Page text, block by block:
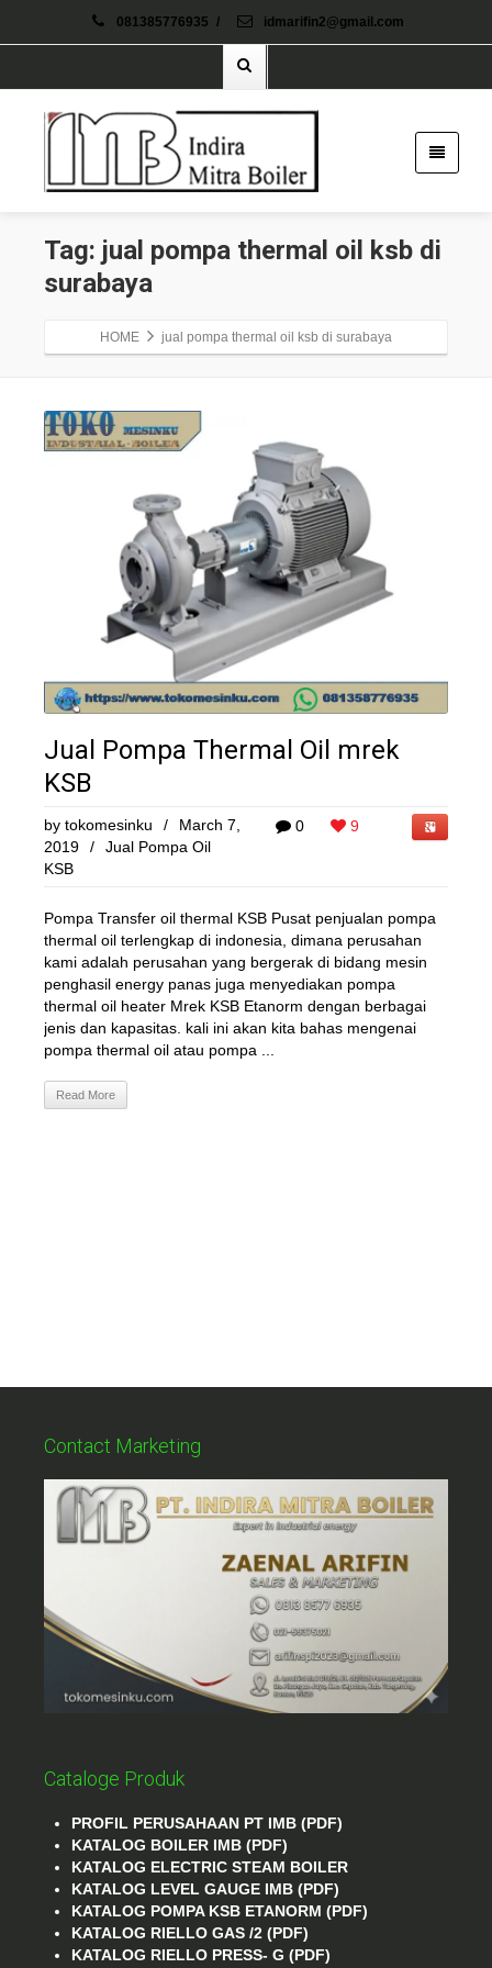
081385776935 / idmarifin2@gmail.com
Tag: jual pompa thermal oil ksb di
surabaya
HOME jual pompa thermal oil ksb di surabaya
Jual Pompa Thermal Oil mrek
KSB
0 9
by tokomesinku /
March 7,
2019
/
Jual Pompa Oil
KSB
Pompa Transfer oil thermal KSB Pusat penjualan pompa
thermal oil terlengkap di indonesia, dimana perusahan
kami adalah perusahan yang bergerak di bidang mesin
penghasil energy panas juga menyediakan pompa
thermal oil heater Mrek KSB Etanorm dengan berbagai
jenis dan kapasitas. kali ini akan kita bahas mengenai
pompa thermal oil atau pompa ...
Read More
Contact Marketing
Cataloge Produk
PROFIL PERUSAHAAN PT IMB (PDF)
KATALOG BOILER IMB (PDF)
KATALOG ELECTRIC STEAM BOILER
KATALOG LEVEL GAUGE IMB (PDF)
KATALOG POMPA KSB ETANORM (PDF)
KATALOG RIELLO GAS /2 (PDF)
KATALOG RIELLO PRESS- G (PDF)